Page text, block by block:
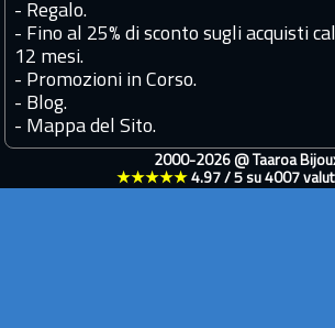
- Regalo.
- Fino al 25% di sconto sugli acquisti
12 mesi.
- Promozioni in Corso.
- Blog.
- Mappa del Sito.
2000-2026 @ Taaroa
★★★★★ 4.97/ 5su 4007